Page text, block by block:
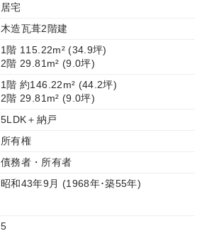
居宅
木造瓦葺2階建
1階 115.22m² (34.9坪)
2階 29.81m² (9.0坪)
1階 約146.22m² (44.2坪)
2階 29.81m² (9.0坪)
5LDK＋納戸
所有権
債務者・所有者
昭和43年9月 (1968年･築55年)
5